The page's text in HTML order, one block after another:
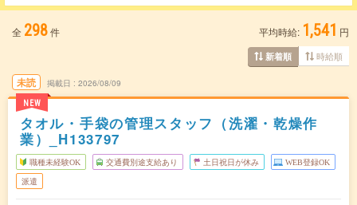
全 298件 平均時給: 1,541 円
新着順 時給順
未読
NEW
掲載日 2026/08/09
タオル・手袋の管理スタッフ（洗濯・乾燥作
業）_H133797
職種未経験OK 交通費別途支給あり 土日祝日が休み WEB登録OK
派遣